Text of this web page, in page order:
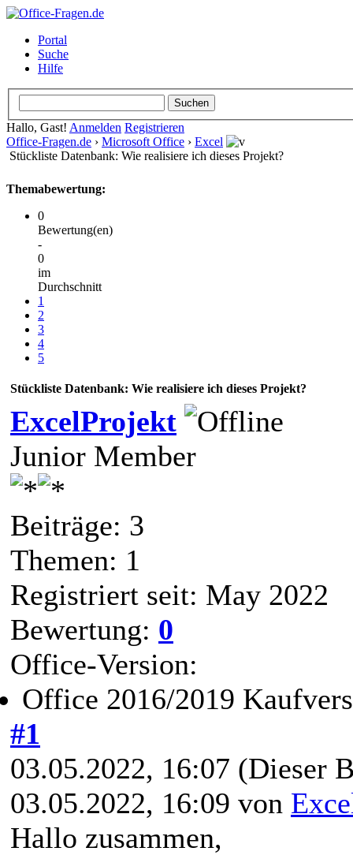
Portal
Suche
Hilfe
Hallo, Gast! Anmelden Registrieren
Office-Fragen.de › Microsoft Office › Excel
Stückliste Datenbank: Wie realisiere ich dieses Projekt?
Themabewertung:
0
Bewertung(en)
-
0
im
Durchschnitt
1
2
3
4
5
Stückliste Datenbank: Wie realisiere ich dieses Projekt?
ExcelProjekt
Junior Member
Beiträge: 3
Themen: 1
Registriert seit: May 2022
Bewertung: 0
Office-Version:
Office 2016/2019
#1
03.05.2022, 16:07 (Dieser
03.05.2022, 16:09 von
Hallo zusammen,